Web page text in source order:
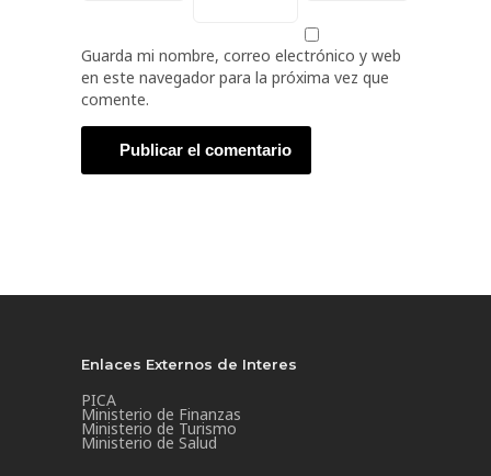
Guarda mi nombre, correo electrónico y web
en este navegador para la próxima vez que
comente.
Enlaces Externos de Interes
PICA
Ministerio de Finanzas
Ministerio de Turismo
Ministerio de Salud